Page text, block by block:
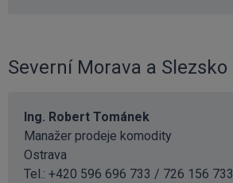
Severní Morava a Slezsko
Ing. Robert Tománek
Manažer prodeje komodity
Ostrava
Tel.: +420 596 696 733 / 726 156 733